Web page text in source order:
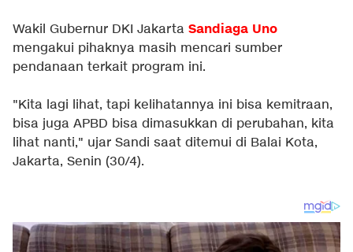
Wakil Gubernur DKI Jakarta Sandiaga Uno
mengakui pihaknya masih mencari sumber
pendanaan terkait program ini.
"Kita lagi lihat, tapi kelihatannya ini bisa kemitraan,
bisa juga APBD bisa dimasukkan di perubahan, kita
lihat nanti," ujar Sandi saat ditemui di Balai Kota,
Jakarta, Senin (30/4).